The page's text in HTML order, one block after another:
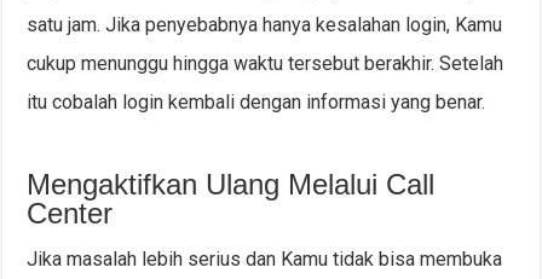
satu jam. Jika penyebabnya hanya kesalahan login, Kamu
cukup menunggu hingga waktu tersebut berakhir. Setelah
itu cobalah login kembali dengan informasi yang benar.
Mengaktifkan Ulang Melalui Call
Center
Jika masalah lebih serius dan Kamu tidak bisa membuka